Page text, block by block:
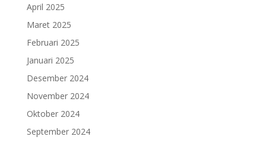
April 2025
Maret 2025
Februari 2025
Januari 2025
Desember 2024
November 2024
Oktober 2024
September 2024